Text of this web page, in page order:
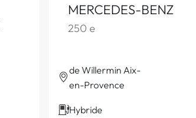
MERCEDES-BENZ
250 e
de Willermin Aix-
en-Provence
Hybride